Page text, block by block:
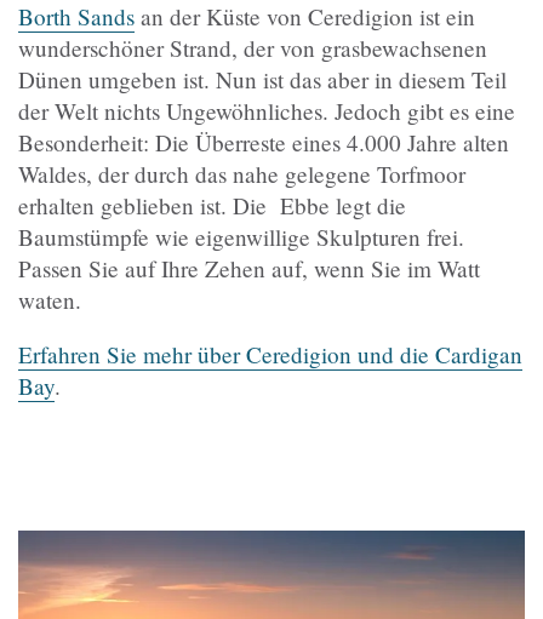
Borth Sands an der Küste von Ceredigion ist ein
wunderschöner Strand, der von grasbewachsenen
Dünen umgeben ist. Nun ist das aber in diesem Teil
der Welt nichts Ungewöhnliches. Jedoch gibt es eine
Besonderheit: Die Überreste eines 4.000 Jahre alten
Waldes, der durch das nahe gelegene Torfmoor
erhalten geblieben ist. Die Ebbe legt die
Baumstümpfe wie eigenwillige Skulpturen frei.
Passen Sie auf Ihre Zehen auf, wenn Sie im Watt
waten.
Erfahren Sie mehr über Ceredigion und die Cardigan
Bay.